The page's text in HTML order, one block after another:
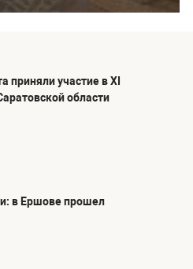
приняли участие в XI
области
в Ершове прошел